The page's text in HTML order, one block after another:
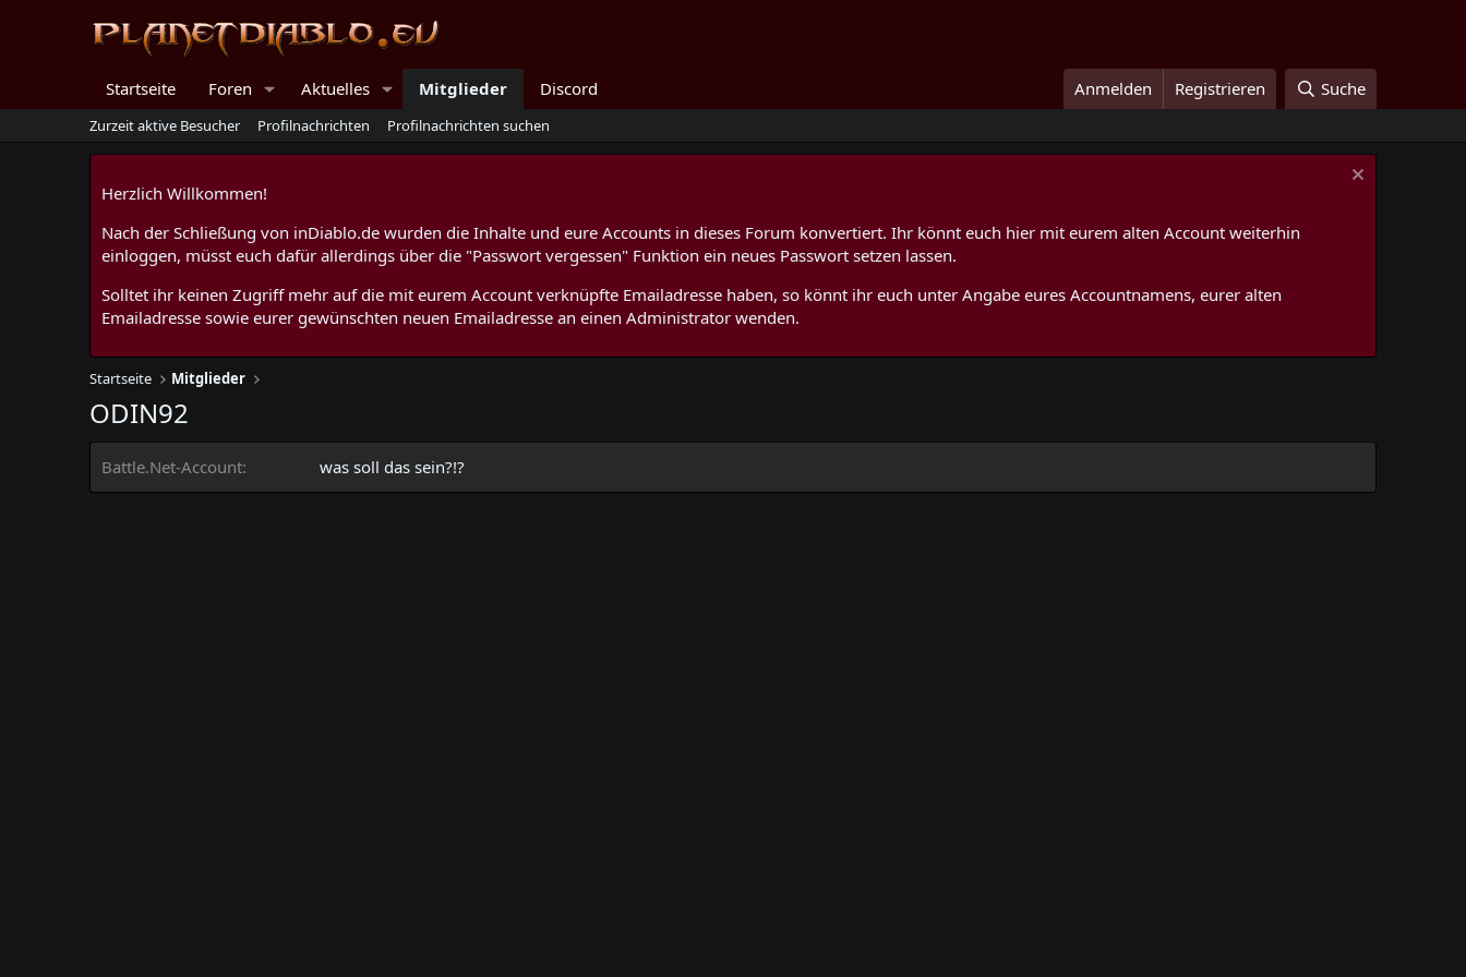
Startseite Foren Aktuelles Mitglieder Discord Anmelden Registrieren Suche
Zurzeit aktive Besucher Profilnachrichten Profilnachrichten suchen
Herzlich Willkommen!
Nach der Schließung von inDiablo.de wurden die Inhalte und eure Accounts in dieses Forum konvertiert. Ihr könnt euch hier mit eurem alten Account weiterhin
einloggen, müsst euch dafür allerdings über die "Passwort vergessen" Funktion ein neues Passwort setzen lassen.
Solltet ihr keinen Zugriff mehr auf die mit eurem Account verknüpfte Emailadresse haben, so könnt ihr euch unter Angabe eures Accountnamens, eurer alten
Emailadresse sowie eurer gewünschten neuen Emailadresse an einen Administrator wenden.
Startseite Mitglieder
ODIN92
Battle.Net-Account was soll das sein?!?